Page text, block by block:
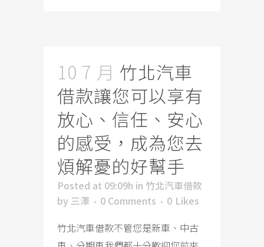
10 7 月 竹北汽車
借款讓您可以享有
放心、信任、安心
的感受，成為您去
煩解憂的好幫手
Posted at 09:09h in 竹北汽車借款
by 三澤 0 Comments 0 Likes
竹北汽車借款不管您是新車、中古